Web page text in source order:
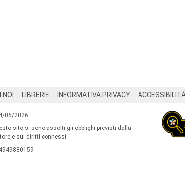
NOI LIBRERIE INFORMATIVA PRIVACY ACCESSIBILITÁ
06/2026
sito si sono assolti gli obblighi previsti dalla
e sui diritti connessi.